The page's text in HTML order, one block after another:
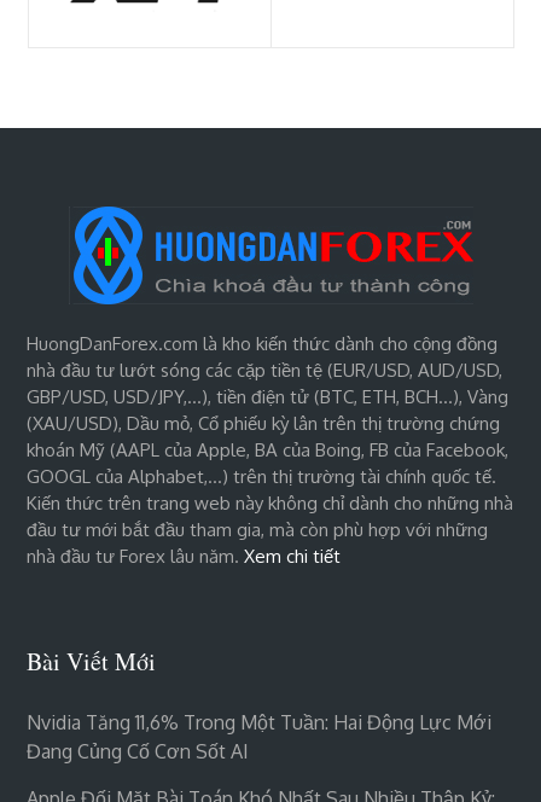
HuongDanForex.com là kho kiến thức dành cho cộng đồng
nhà đầu tư lướt sóng các cặp tiền tệ (EUR/USD, AUD/USD,
GBP/USD, USD/JPY,…), tiền điện tử (BTC, ETH, BCH…), Vàng
(XAU/USD), Dầu mỏ, Cổ phiếu kỳ lân trên thị trường chứng
khoán Mỹ (AAPL của Apple, BA của Boing, FB của Facebook,
GOOGL của Alphabet,…) trên thị trường tài chính quốc tế.
Kiến thức trên trang web này không chỉ dành cho những nhà
đầu tư mới bắt đầu tham gia, mà còn phù hợp với những
nhà đầu tư Forex lâu năm.Xem chi tiết
Bài Viết Mới
Nvidia Tăng 11,6% Trong Một Tuần: Hai Động Lực Mới
Đang Củng Cố Cơn Sốt AI